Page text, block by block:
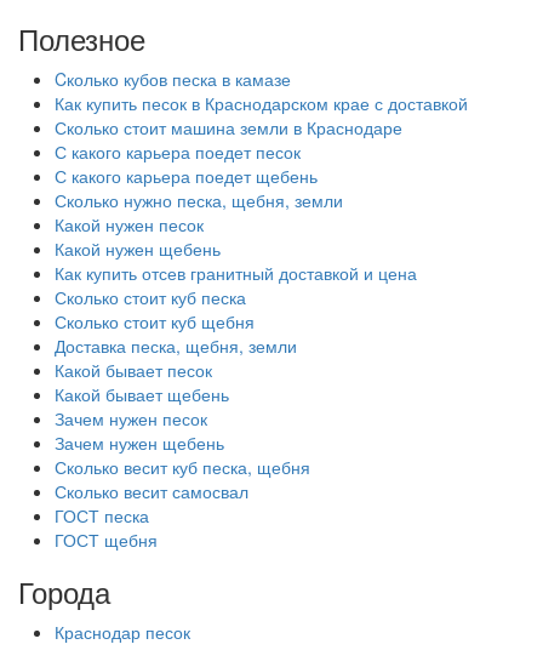
Полезное
Cколько кубов песка в камазе
Как купить песок в Краснодарском крае с доставкой
Сколько стоит машина земли в Краснодаре
С какого карьера поедет песок
С какого карьера поедет щебень
Сколько нужно песка, щебня, земли
Какой нужен песок
Какой нужен щебень
Как купить отсев гранитный доставкой и цена
Сколько стоит куб песка
Сколько стоит куб щебня
Доставка песка, щебня, земли
Какой бывает песок
Какой бывает щебень
Зачем нужен песок
Зачем нужен щебень
Сколько весит куб песка, щебня
Сколько весит самосвал
ГОСТ песка
ГОСТ щебня
Города
Краснодар песок